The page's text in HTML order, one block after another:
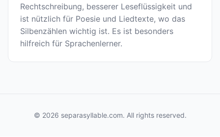
Rechtschreibung, besserer Leseflüssigkeit und
ist nützlich für Poesie und Liedtexte, wo das
Silbenzählen wichtig ist. Es ist besonders
hilfreich für Sprachenlerner.
© 2026 separasyllable.com. All rights reserved.